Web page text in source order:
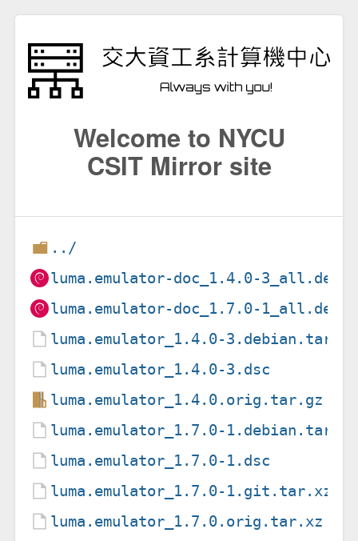
Welcome to NYCU
CSIT Mirror site
../
luma.emulator-doc_1.4.0-3_all.deb
luma.emulator-doc_1.7.0-1_all.deb
luma.emulator_1.4.0-3.debian.tar.xz
luma.emulator_1.4.0-3.dsc
luma.emulator_1.4.0.orig.tar.gz
luma.emulator_1.7.0-1.debian.tar.xz
luma.emulator_1.7.0-1.dsc
luma.emulator_1.7.0-1.git.tar.xz
luma.emulator_1.7.0.orig.tar.xz